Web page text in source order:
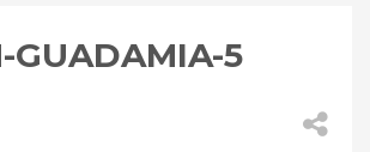
686 92 73 04
GUADAMIA-5